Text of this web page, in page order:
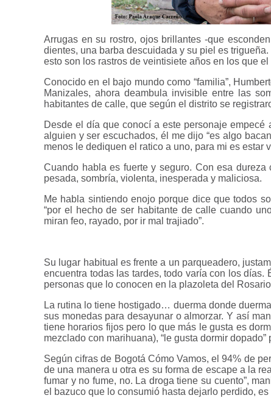
Arrugas en su rostro, ojos brillantes -que
dientes, una barba descuidada y su piel es
esto son los rastros de veintisiete años en los que
Conocido en el bajo mundo como “familia”,
Manizales, ahora deambula invisible entre las
habitantes de calle, que según el distrito se
Desde el día que conocí a este personaje
alguien y ser escuchados, él me dijo “es algo
menos le dediquen el ratico a uno, para mi es estar
Cuando habla es fuerte y seguro. Con esa
pesada, sombría, violenta, inesperada y maliciosa.
Me habla sintiendo enojo porque dice que todos
“por el hecho de ser habitante de calle cuando
miran feo, rayado, por ir mal trajiado”.
Su lugar habitual es frente a un parqueadero,
encuentra todas las tardes, todo varía con los
personas que lo conocen en la plazoleta del
La rutina lo tiene hostigado… duerma donde
sus monedas para desayunar o almorzar. Y así
tiene horarios fijos pero lo que más le gusta es
mezclado con marihuana), “le gusta dormir
Según cifras de Bogotá Cómo Vamos, el 94% de
de una manera u otra es su forma de escape a la
fumar y no fume, no. La droga tiene su cuento”,
el bazuco que lo consumió hasta dejarlo perdido, es